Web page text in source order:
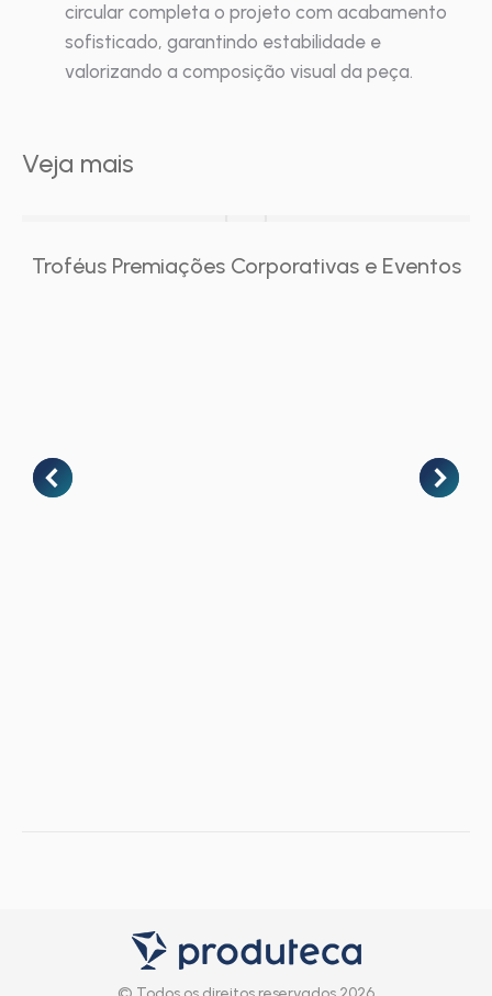
circular completa o projeto com acabamento
sofisticado, garantindo estabilidade e
valorizando a composição visual da peça.
Veja mais
Troféus Premiações Corporativas e Eventos